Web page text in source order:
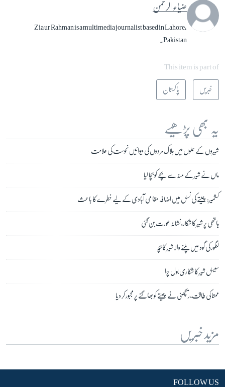
ضیاء الرحمن
Zia ur Rahman is a multimedia journalist based in Lahore,
Pakistan.
This item is part of
خبریں پاکستان
یہ بھی پڑھیے
شیروں کے حملوں میں ہلاک مردوں کی بیوائیں نحوست کی علامت
ماں نے شیر کے منہ سے بچے کو بچا لیا
کشمیر: چیتے کی نسل میں اضافہ مقامی آبادی کے لیے خطرے کا باعث
ہاتھی پر شیر کا شکار، نشانہ عورت بن گئی
لنگور کی گود میں پلنے والا شیر کا بچہ
سیسل شیر کا شکاری بول پڑا
ممتا کی طاقت، ریچھنی نے چیتے کو بھاگنے پر مجبور کر دیا
مزید خبریں
FOLLOW US